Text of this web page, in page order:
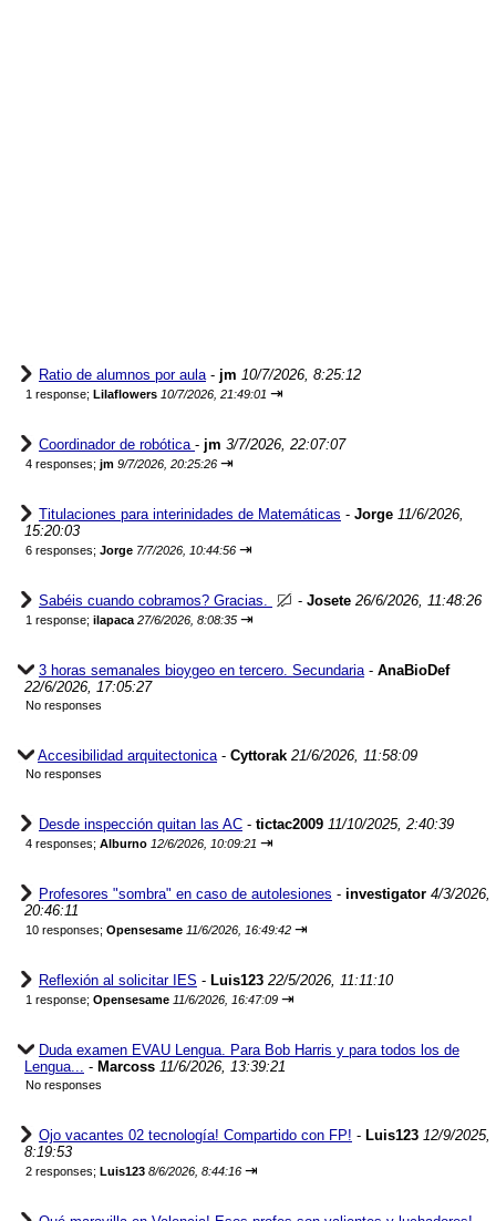
Ratio de alumnos por aula- jm 10/7/2026, 8:25:12
1 response; Lilaflowers 10/7/2026, 21:49:01 ⇥
Coordinador de robótica - jm 3/7/2026, 22:07:07
4 responses; jm 9/7/2026, 20:25:26 ⇥
Titulaciones para interinidades de Matemáticas - Jorge 11/6/2026,
15:20:03
6 responses; Jorge 7/7/2026, 10:44:56 ⇥
Sabéis cuando cobramos? Gracias. - Josete 26/6/2026, 11:48:26
1 response; ilapaca 27/6/2026, 8:08:35 ⇥
3 horas semanales bioygeo en tercero. Secundaria- AnaBioDef
22/6/2026, 17:05:27
No responses
Accesibilidad arquitectonica- Cyttorak 21/6/2026, 11:58:09
No responses
Desde inspección quitan las AC - tictac2009 11/10/2025, 2:40:39
4 responses; Alburno 12/6/2026, 10:09:21 ⇥
Profesores "sombra" en caso de autolesiones - investigator 4/3/2026,
20:46:11
10 responses; Opensesame 11/6/2026, 16:49:42 ⇥
Reflexión al solicitar IES - Luis123 22/5/2026, 11:11:10
1 response; Opensesame 11/6/2026, 16:47:09 ⇥
Duda examen EVAU Lengua. Para Bob Harris y para todos los de
Lengua... - Marcoss 11/6/2026, 13:39:21
No responses
Ojo vacantes 02 tecnología! Compartido con FP! - Luis123 12/9/2025,
8:19:53
2 responses; Luis123 8/6/2026, 8:44:16 ⇥